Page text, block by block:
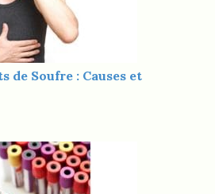
de Soufre : Causes et